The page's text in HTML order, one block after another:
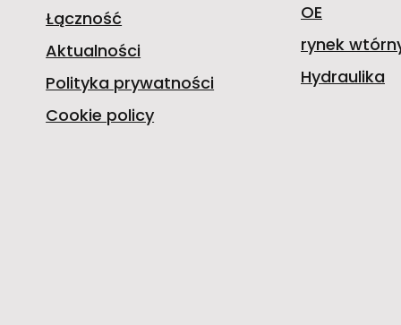
OE
rynek
Hydraulika
Łączność
Aktualności
Polityka prywatności
Cookie policy